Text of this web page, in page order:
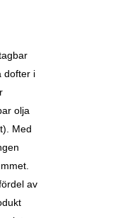
dofter i
olja
Med
av